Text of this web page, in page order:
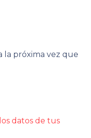
la próxima vez que
datos de tus